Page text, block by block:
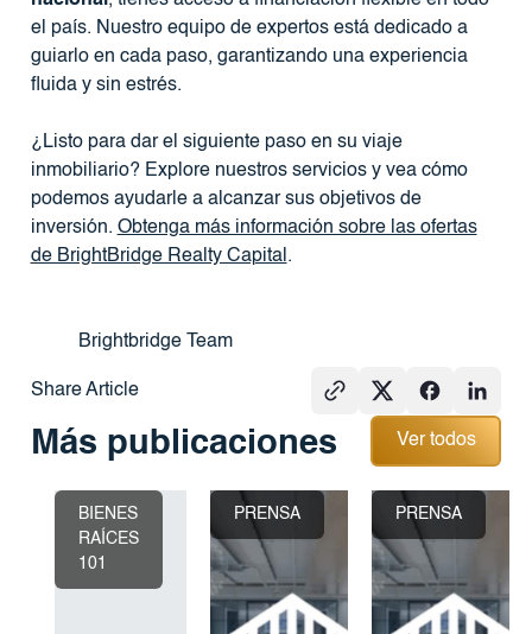
Brightbridge Team
Share Article
el país. Nuestro equipo de expertos está dedicado a
guiarlo en cada paso, garantizando una experiencia
fluida y sin estrés.
¿Listo para dar el siguiente paso en su viaje
inmobiliario? Explore nuestros servicios y vea cómo
podemos ayudarle a alcanzar sus objetivos de
inversión. Obtenga más información sobre las ofertas
de BrightBridge Realty Capital .
Más publicaciones
Ver todos
Ver todos
BIENES
RAÍCES
101
PRENSA PRENSA